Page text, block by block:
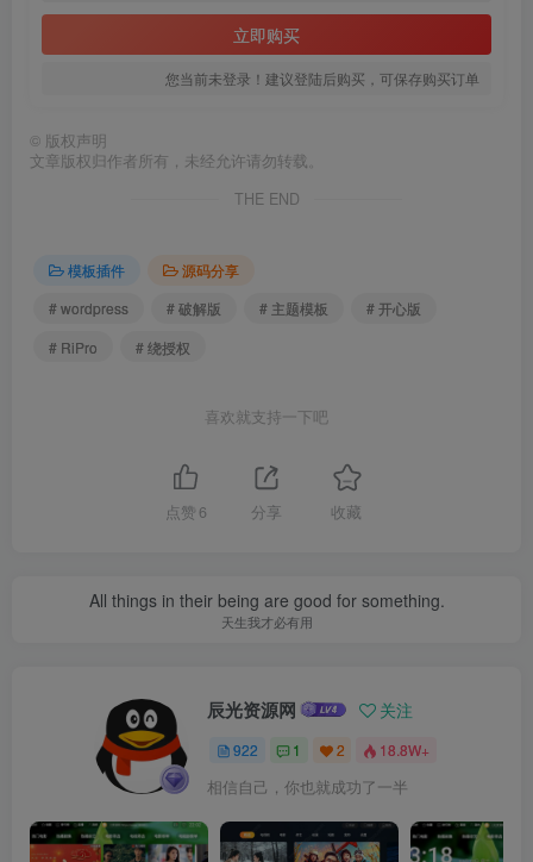
立即购买
您当前未登录！建议登陆后购买，可保存购买订单
© 版权声明
文章版权归作者所有，未经允许请勿转载。
THE END
模板插件
源码分享
# wordpress
# 破解版 # 主题模板
# 开心版
# RiPro
# 绕授权
喜欢就支持一下吧
点赞 6 分享 收藏
All things in their being are good for something.
天生我才必有用
辰光资源网 关注
922 1 2 18.8W+
相信自己，你也就成功了一半